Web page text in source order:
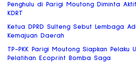
Penghulu di Parigi Moutong Diminta
KDRT
Ketua DPRD Sulteng Sebut Lembaga
Kemajuan Daerah
TP-PKK Parigi Moutong Siapkan Pelaku
Pelatihan Ecoprint Bomba Saga